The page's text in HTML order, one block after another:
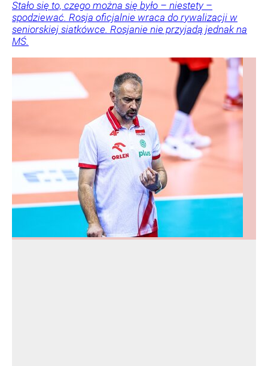
Stało się to, czego można się było – niestety –
spodziewać. Rosja oficjalnie wraca do rywalizacji w
seniorskiej siatkówce. Rosjanie nie przyjadą jednak na
MŚ.